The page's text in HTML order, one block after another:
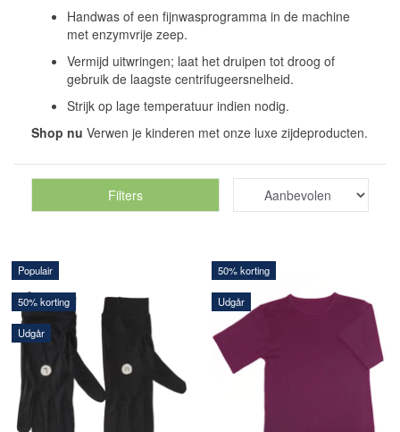
Handwas of een fijnwasprogramma in de machine
met enzymvrije zeep.
Vermijd uitwringen; laat het druipen tot droog of
gebruik de laagste centrifugeersnelheid.
Strijk op lage temperatuur indien nodig.
Shop nu Verwen je kinderen met onze luxe zijdeproducten.
Filters
Populair
50% korting
Udgår
50% korting
Udgår